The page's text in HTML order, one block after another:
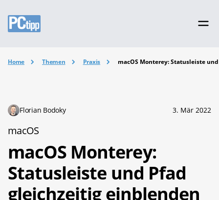
Home Themen Praxis macOS Monterey: Statusleiste
Florian Bodoky 3. Mär 2022
macOS
macOS Monterey:
Statusleiste und Pfad
gleichzeitig einblenden